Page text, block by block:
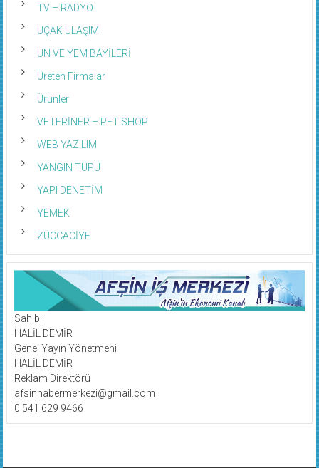
TV – RADYO
UÇAK ULAŞIM
UN VE YEM BAYİLERİ
Üreten Firmalar
Ürünler
VETERİNER – PET SHOP
WEB YAZILIM
YANGIN TÜPÜ
YAPI DENETİM
YEMEK
ZÜCCACİYE
Sahibi
HALİL DEMİR
Genel Yayın Yönetmeni
HALİL DEMİR
Reklam Direktörü
afsinhabermerkezi@gmail.com
0 541 629 9466